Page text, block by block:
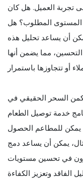
تجربة العميل. هل كان
المستوى المطلوب؟ هل
أن يساعد تحليل هذه
مما يضمن أنها
السحر الحقيقي في
خدمة توصيل الطعام
يمكن للمطاعم الحصول
يمكن أن يساعد دمج
في تحسين مستويات